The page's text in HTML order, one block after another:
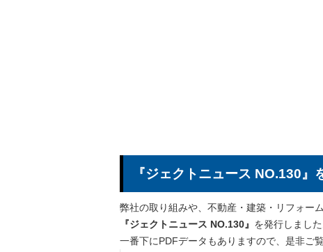
『ジェクトニュース NO.130』
弊社の取り組みや、不動産・建築・リフォー
『ジェクトニュース NO.130』 を発行しました
一番下にPDFデータもありますので、是非ご